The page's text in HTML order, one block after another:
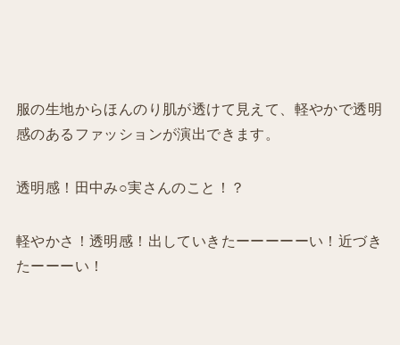
服の生地からほんのり肌が透けて見えて、軽やかで透明
感のあるファッションが演出できます。
透明感！田中み○実さんのこと！？
軽やかさ！透明感！出していきたーーーーーい！近づき
たーーーい！